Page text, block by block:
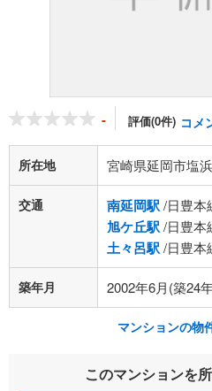
- 評価(0件) コメ
所在地 宮崎県延岡市塩
交通 南延岡駅/日豊
旭ケ丘駅/日豊
土々呂駅/日豊
築年月 2002年6月(築24
マンションの物
このマンションを